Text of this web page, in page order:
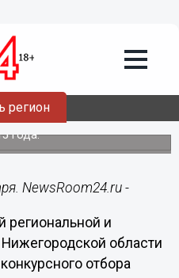
регион
получить
социально
отборе принимаются с
года.
NewsRoom24.ru -
региональной и
области
отбора